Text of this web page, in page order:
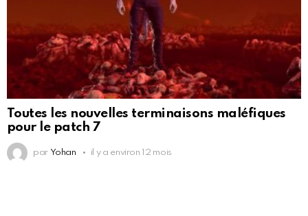
Toutes les nouvelles terminaisons maléfiques
pour le patch 7
par Yohan il y a environ 12 mois